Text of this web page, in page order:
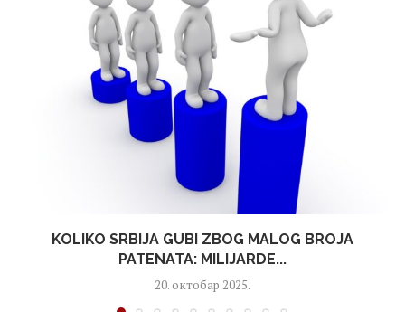
KOLIKO SRBIJA GUBI ZBOG MALOG BROJA
PATENATA: MILIJARDE...
20. октобар 2025.